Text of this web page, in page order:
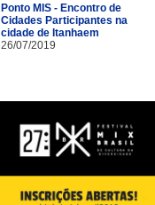
Ponto MIS - Encontro de
Cidades Participantes na
cidade de Itanhaem
26/07/2019